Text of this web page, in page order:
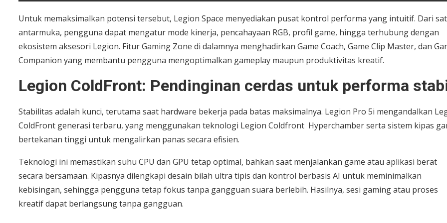
Untuk memaksimalkan potensi tersebut, Legion Space menyediakan pusat kontrol performa yang intuitif. Dari
antarmuka, pengguna dapat mengatur mode kinerja, pencahayaan RGB, profil game, hingga terhubung dengan
ekosistem aksesori Legion. Fitur Gaming Zone di dalamnya menghadirkan Game Coach, Game Clip Master, dan
Companion yang membantu pengguna mengoptimalkan gameplay maupun produktivitas kreatif.
Legion ColdFront: Pendinginan cerdas untuk performa
Stabilitas adalah kunci, terutama saat hardware bekerja pada batas maksimalnya. Legion Pro 5i mengandalkan
ColdFront generasi terbaru, yang menggunakan teknologi Legion Coldfront Hyperchamber serta sistem kipas
bertekanan tinggi untuk mengalirkan panas secara efisien.
Teknologi ini memastikan suhu CPU dan GPU tetap optimal, bahkan saat menjalankan game atau aplikasi berat
secara bersamaan. Kipasnya dilengkapi desain bilah ultra tipis dan kontrol berbasis AI untuk meminimalkan
kebisingan, sehingga pengguna tetap fokus tanpa gangguan suara berlebih. Hasilnya, sesi gaming atau proses
kreatif dapat berlangsung tanpa gangguan.